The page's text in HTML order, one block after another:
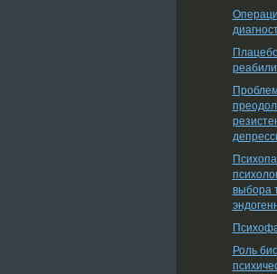
выбора
Роль